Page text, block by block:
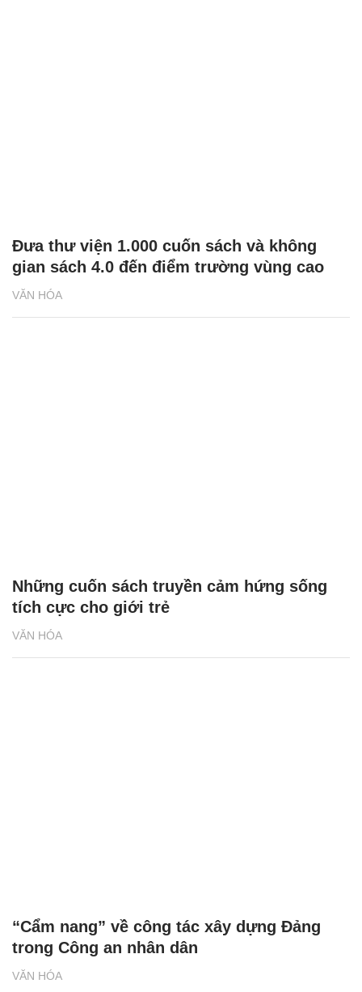
VĂN HÓA
Đưa thư viện 1.000 cuốn sách và không
gian sách 4.0 đến điểm trường vùng cao
VĂN HÓA
Những cuốn sách truyền cảm hứng sống
tích cực cho giới trẻ
VĂN HÓA
“Cẩm nang” về công tác xây dựng Đảng
trong Công an nhân dân